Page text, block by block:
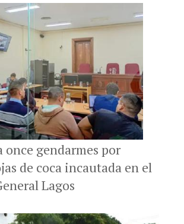
once gendarmes por
de coca incautada en el
Lagos